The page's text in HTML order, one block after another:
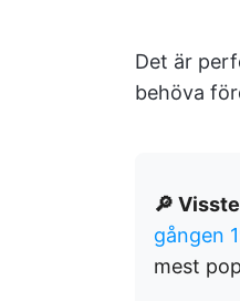
Det är
behöva
🔎
gången
mest